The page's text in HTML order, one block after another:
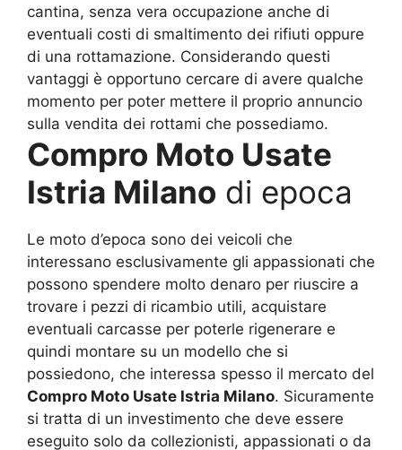
cantina, senza vera occupazione anche di
eventuali costi di smaltimento dei rifiuti oppure
di una rottamazione. Considerando questi
vantaggi è opportuno cercare di avere qualche
momento per poter mettere il proprio annuncio
sulla vendita dei rottami che possediamo.
Compro Moto Usate
Istria Milano di epoca
Le moto d’epoca sono dei veicoli che
interessano esclusivamente gli appassionati che
possono spendere molto denaro per riuscire a
trovare i pezzi di ricambio utili, acquistare
eventuali carcasse per poterle rigenerare e
quindi montare su un modello che si
possiedono, che interessa spesso il mercato del
Compro Moto Usate Istria Milano. Sicuramente
si tratta di un investimento che deve essere
eseguito solo da collezionisti, appassionati o da